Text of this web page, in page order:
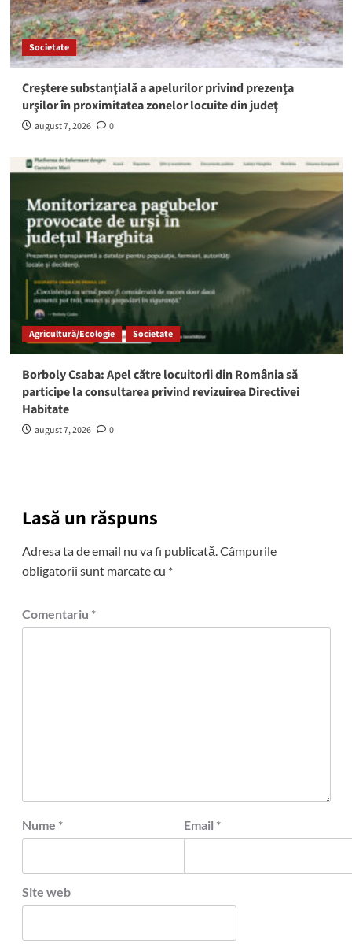
Societate
Creştere substanţială a apelurilor privind prezenţa
urşilor în proximitatea zonelor locuite din judeţ
august 7, 2026 0
Agricultură/Ecologie Societate
Borboly Csaba: Apel către locuitorii din România să
participe la consultarea privind revizuirea Directivei
Habitate
august 7, 2026 0
Lasă un răspuns
Adresa ta de email nu va fi publicată. Câmpurile
obligatorii sunt marcate cu *
Comentariu *
Nume * Email *
Site web